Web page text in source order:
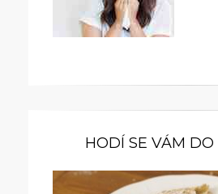
HODÍ SE VÁM DO